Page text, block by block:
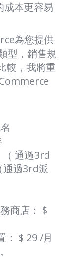
成本更容易
為您提供
型，銷售規
較，我將重
通過3rd
通過3rd派
商店： $
： $ 29 /月